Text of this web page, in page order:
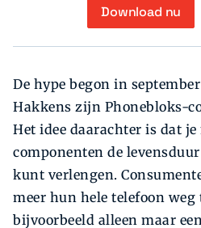
Download nu
De hype begon in
Hakkens zijn Phonebloks-
Het idee daarachter is dat
componenten de
kunt verlengen.
meer hun hele telefoon weg
bijvoorbeeld alleen maar